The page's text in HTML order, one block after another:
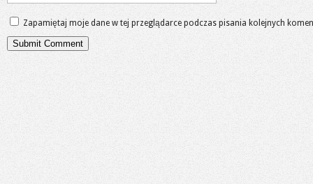
Zapamiętaj moje dane w tej przeglądarce podczas pisania kolejnych